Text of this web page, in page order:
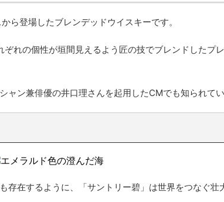
ら登場したブレンデッドウイスキーです。
ぞれの個性が垣間見えるよう匠の技でブレンドしたプ
ン兼俳優の井口理さんを起用したCMでも知られてい
存在するように、「サントリー碧」は世界をつなぐ壮